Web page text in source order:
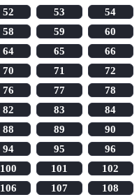
52 53
54
58 59
60
64 65
66
70 71
72
76 77
78
82 83
84
88 89
90
94 95
96
100 101
102
106 107
108